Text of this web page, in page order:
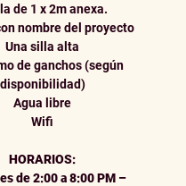
de 1 x 2m anexa.
nombre del proyecto
Una silla alta
de ganchos (según
disponibilidad)
Agua libre
Wifi
HORARIOS:
de 2:00 a 8:00 PM –